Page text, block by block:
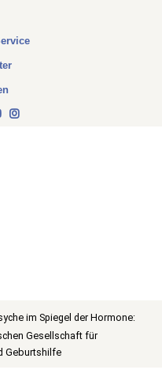
im Spiegel der Hormone:
Gesellschaft für
Geburtshilfe